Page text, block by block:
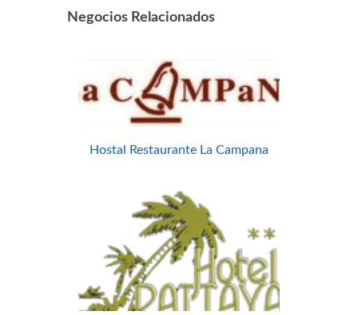
Negocios Relacionados
Hostal Restaurante La Campana